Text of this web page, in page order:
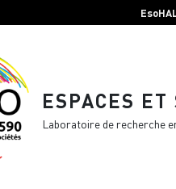
ESPACES ET
Laboratoire de recherche